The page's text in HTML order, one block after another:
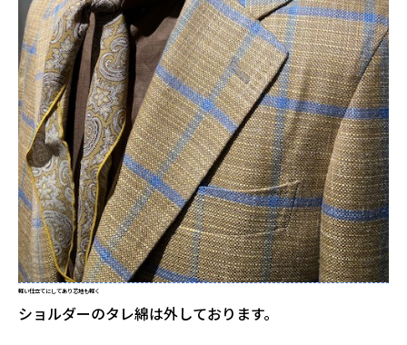
軽い仕立てにしてあり芯地も軽く
ショルダーのタレ綿は外しております。